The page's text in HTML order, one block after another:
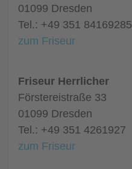
01099 Dresden
Tel.: +49 351 84169285
zum Friseur
Friseur Herrlicher
Förstereistraße 33
01099 Dresden
Tel.: +49 351 4261927
zum Friseur